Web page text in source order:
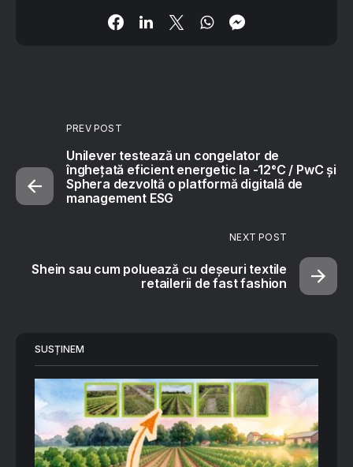
PREV POST
Unilever testează un congelator de
înghețată eficient energetic la -12°C / PwC și
Sphera dezvoltă o platformă digitală de
management ESG
NEXT POST
Shein sau cum poluează cu deșeuri textile
retailerii de fast fashion
SUSȚINEM